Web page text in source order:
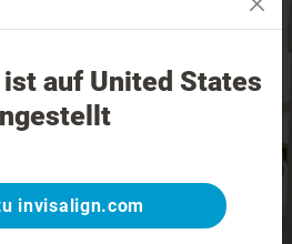
auf United States
invisalign.com